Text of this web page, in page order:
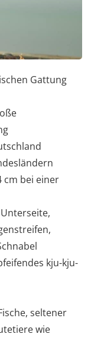
Gattung
cm bei einer
kju-kju-
seltener
wie